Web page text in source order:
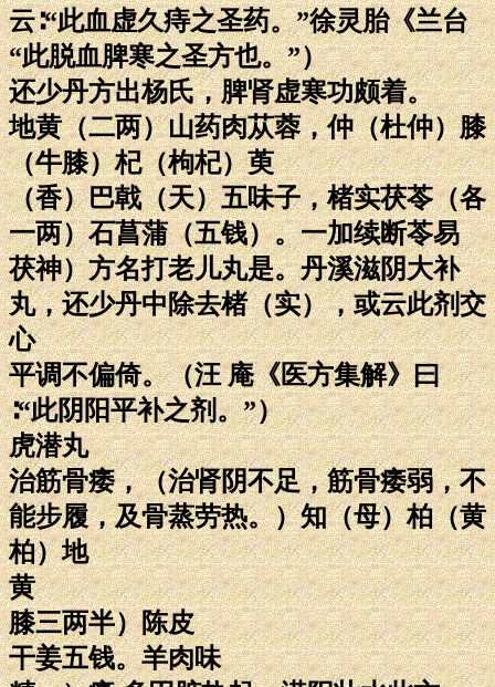
云∶“此血虚久痔之圣药。”徐灵胎《兰台
“此脱血脾寒之圣方也。”）
还少丹方出杨氏，脾肾虚寒功颇着。
地黄（二两）山药肉苁蓉，仲（杜仲）膝
（牛膝）杞（枸杞）萸
（香）巴戟（天）五味子，楮实茯苓（各
一两）石菖蒲（五钱）。一加续断苓易
茯神）方名打老儿丸是。丹溪滋阴大补
丸，还少丹中除去楮（实），或云此剂交
心
平调不偏倚。（汪 庵《医方集解》曰
∶“此阴阳平补之剂。”）
虎潜丸
治筋骨痿，（治肾阴不足，筋骨痿弱，不
能步履，及骨蒸劳热。）知（母）柏（黄
柏）地
黄
膝三两半）陈皮
干姜五钱。羊肉味